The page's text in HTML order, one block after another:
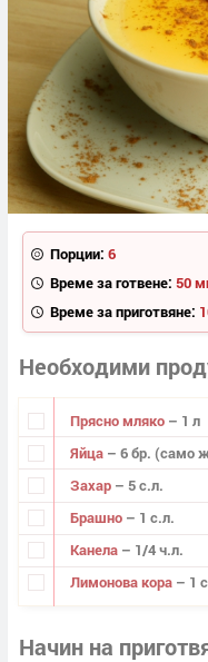
Порции: 6
Време за готвене: 50
Време за приготвяне:
Необходими
Прясно мляко – 1 л
Яйца – 6 бр. (само
Захар – 5 с.л.
Брашно – 1 с.л.
Канела – 1/4 ч.л.
Лимонова кора – 1
Начин на